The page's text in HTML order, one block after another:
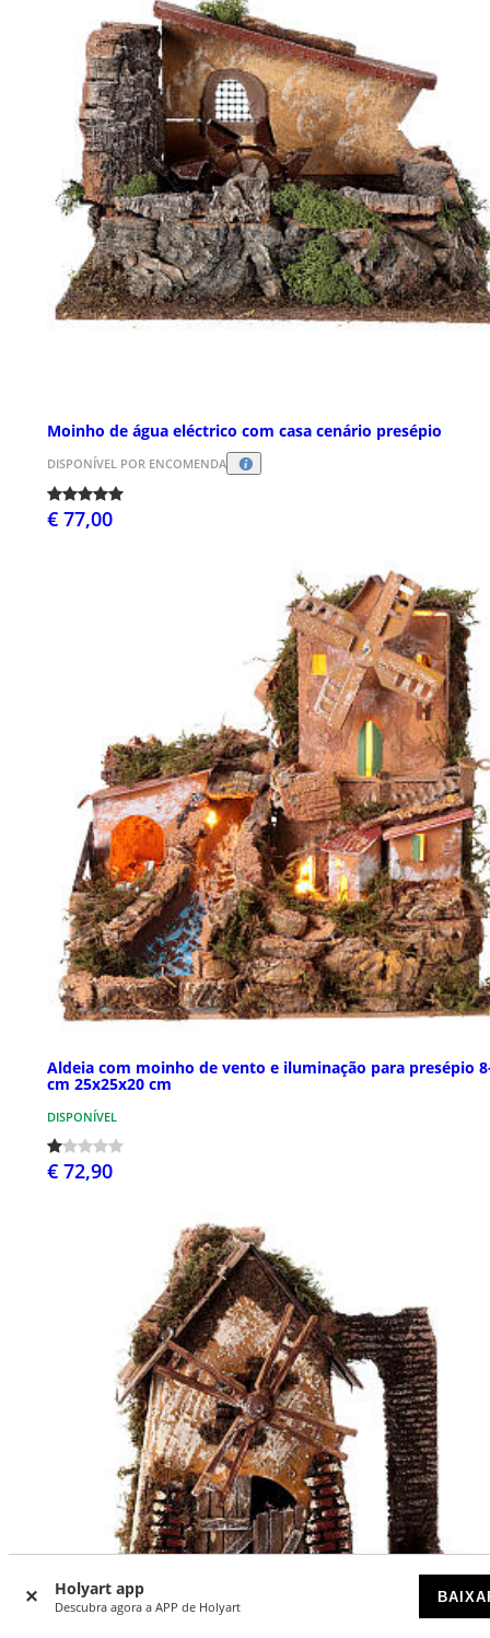
Holyart app
Descubra agora a APP de Holyart
Moinho de água eléctrico com casa cenário presépio
DISPONÍVEL POR ENCOMENDA
€ 77,00
Aldeia com moinho de vento e iluminação para presépio
cm 25x25x20 cm
DISPONÍVEL
€ 72,90